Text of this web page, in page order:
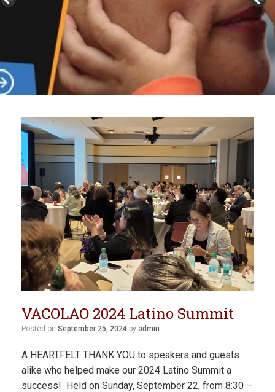
VACOLAO 2024 Latino Summit
Posted on September 25, 2024 by admin
A HEARTFELT THANK YOU to speakers and guests
alike who helped make our 2024 Latino Summit a
success! Held on Sunday, September 22, from 8:30 –